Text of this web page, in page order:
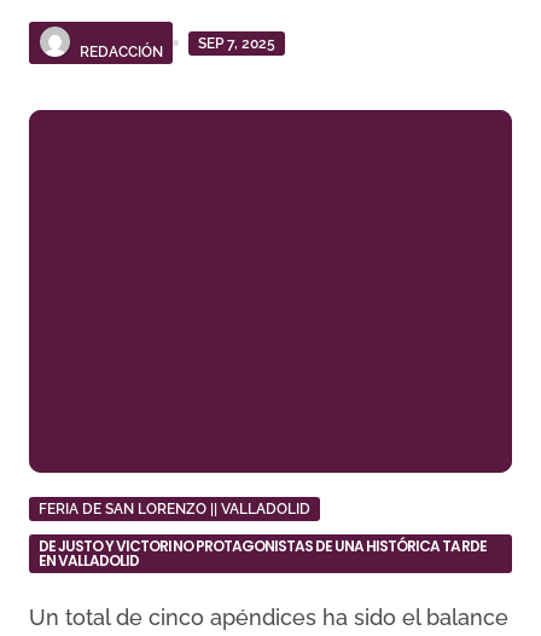
REDACCIÓN
SEP 7, 2025
FERIA DE SAN LORENZO || VALLADOLID
DE JUSTO Y VICTORINO PROTAGONISTAS DE UNA HISTÓRICA TARDE
EN VALLADOLID
Un total de cinco apéndices ha sido el balance